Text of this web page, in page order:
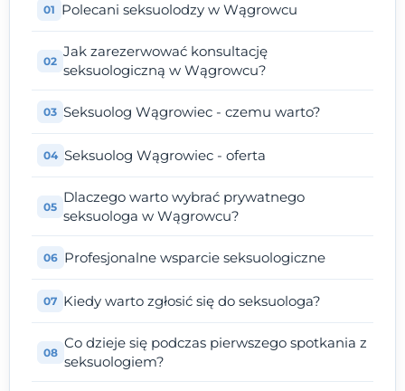
Polecani seksuolodzy w Wągrowcu
Jak zarezerwować konsultację
seksuologiczną w Wągrowcu?
Seksuolog Wągrowiec - czemu warto?
Seksuolog Wągrowiec - oferta
Dlaczego warto wybrać prywatnego
seksuologa w Wągrowcu?
Profesjonalne wsparcie seksuologiczne
Kiedy warto zgłosić się do seksuologa?
Co dzieje się podczas pierwszego spotkania z
seksuologiem?